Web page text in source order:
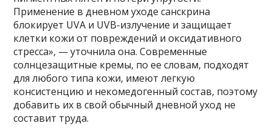
Применение в дневном уходе санскрина
блокирует UVA и UVB-излучение и защищает
клетки кожи от повреждений и оксидативного
стресса», — уточнила она. Современные
солнцезащитные кремы, по ее словам, подходят
для любого типа кожи, имеют легкую
консистенцию и некомедогенный состав, поэтому
добавить их в свой обычный дневной уход не
составит труда.